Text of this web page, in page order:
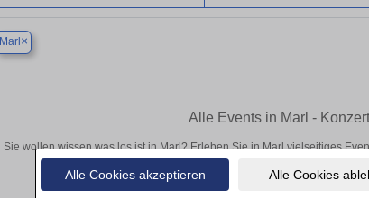
Alle Cookies akzeptieren Alle Cookies
Marl ×
Alle Events in Marl -
Sie wollen wissen was los ist in Marl? Erleben Sie in Marl vielseitiges
aufregende Veranstaltungen in Marl